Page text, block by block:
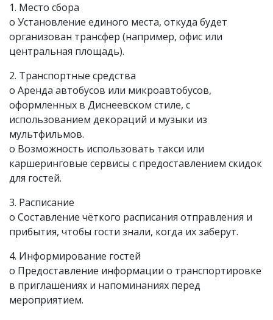
1. Место сбора
o Установление единого места, откуда будет
организован трансфер (например, офис или
центральная площадь).
2. Транспортные средства
o Аренда автобусов или микроавтобусов,
оформленных в Диснеевском стиле, с
использованием декораций и музыки из
мультфильмов.
o Возможность использовать такси или
каршеринговые сервисы с предоставлением скидок
для гостей.
3. Расписание
o Составление чёткого расписания отправления и
прибытия, чтобы гости знали, когда их заберут.
4. Информирование гостей
o Предоставление информации о транспортировке
в приглашениях и напоминаниях перед
мероприятием.